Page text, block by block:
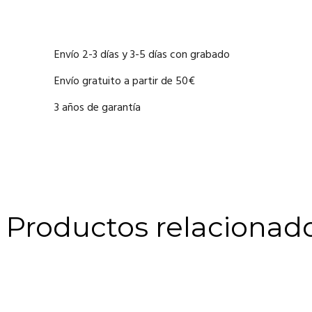
Envío 2-3 días y 3-5 días con grabado
Envío gratuito a partir de 50€
3 años de garantía
Productos